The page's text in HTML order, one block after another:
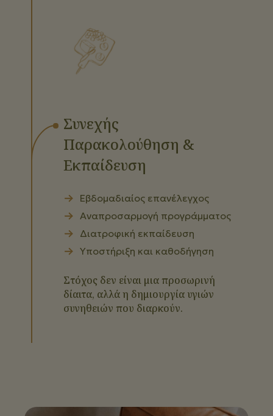
Συνεχής
Παρακολούθηση &
Εκπαίδευση
Εβδομαδιαίος επανέλεγχος
Αναπροσαρμογή προγράμματος
Διατροφική εκπαίδευση
Υποστήριξη και καθοδήγηση
Στόχος δεν είναι μια προσωρινή
δίαιτα, αλλά η δημιουργία υγιών
συνηθειών που διαρκούν.